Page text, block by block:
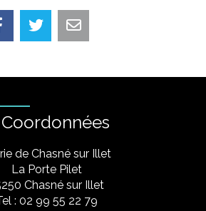
Coordonnées
de Chasné sur Illet
La Porte Pilet
Chasné sur Illet
: 02 99 55 22 79